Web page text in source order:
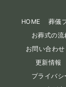
HOME 葬儀
お葬式の流
お問い合わせ
更新情報
プライバシ